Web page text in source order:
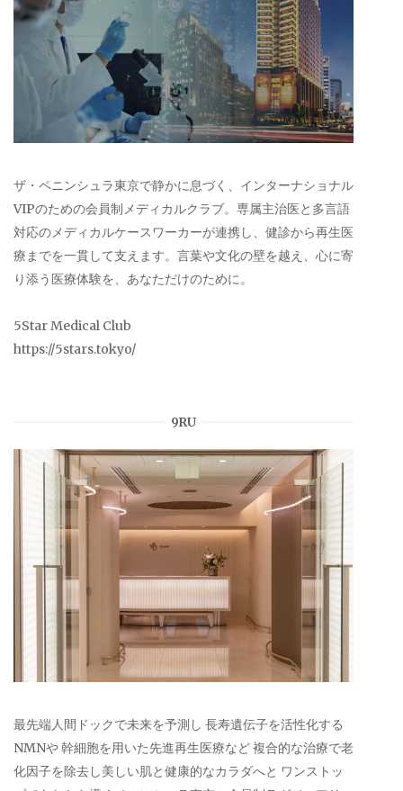
ザ・ペニンシュラ東京で静かに息づく、インターナショナル
VIPのための会員制メディカルクラブ。専属主治医と多言語
対応のメディカルケースワーカーが連携し、健診から再生医
療までを一貫して支えます。言葉や文化の壁を越え、心に寄
り添う医療体験を、あなただけのために。
5Star Medical Club
https://5stars.tokyo/
9RU
最先端人間ドックで未来を予測し 長寿遺伝子を活性化する
NMNや 幹細胞を用いた先進再生医療など 複合的な治療で老
化因子を除去し美しい肌と健康的なカラダへと ワンストッ